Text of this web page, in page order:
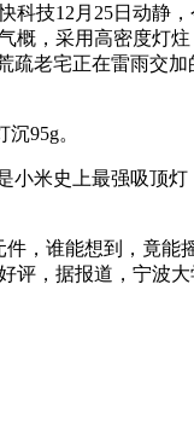
技12月25日动静，
概，采用高密度灯
疏老宅正在雷雨交
95g。
米史上最强吸顶
，谁能想到，竟能
评，据报道，宁波